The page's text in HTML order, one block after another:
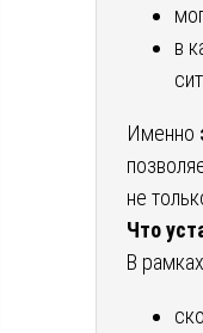
в
Именно
не
Что
В